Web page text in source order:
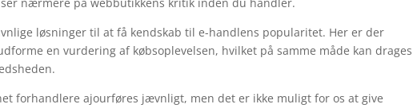
løsninger til at få kendskab til e-handlens popularitet. Her er der
en vurdering af købsoplevelsen, hvilket på samme måde kan drages
forhandlere ajourføres jævnligt, men det er ikke muligt for os at give